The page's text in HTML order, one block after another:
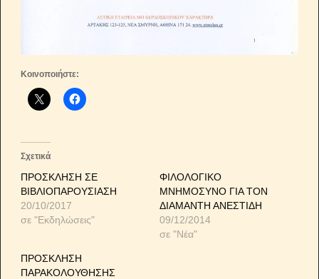
Κοινοποιήστε:
Σχετικά
ΠΡΟΣΚΛΗΣΗ ΣΕ
ΒΙΒΛΙΟΠΑΡΟΥΣΙΑΣΗ
20/10/2017
σε "Εκδηλώσεις"
ΦΙΛΟΛΟΓΙΚΟ
ΜΝΗΜΟΣΥΝΟ ΓΙΑ ΤΟΝ
ΔΙΑΜΑΝΤΗ ΑΝΕΣΤΙΔΗ
09/12/2014
σε "Νέα"
ΠΡΟΣΚΛΗΣΗ
ΠΑΡΑΚΟΛΟΥΘΗΣΗΣ